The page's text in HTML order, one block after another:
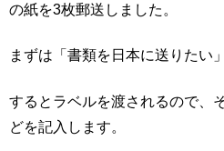
の紙を3枚郵送しました。
まずは「書類を日本に送りたい
するとラベルを渡されるので、
どを記入します。